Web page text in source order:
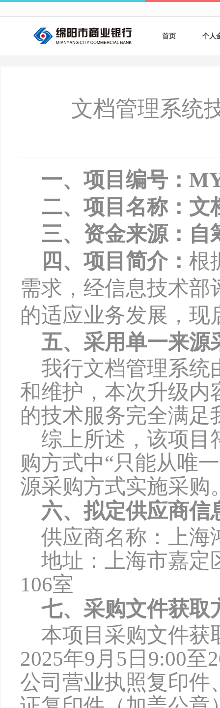
首页 个人
银
文档管理系统
一、项目编号：
二、项目名称：文
三、资金来源：自
四、项目简介： 根
需求，经信息技术
的适应业务发展，
五、采用单一来源
我行文档管理系统
和维护，本次升级内
的技术服务完全满足
综上所述，该项目
购方式中“只能从唯
源采购方式实施采购
六、拟定供应商信
供应商名称：上海
地址：上海市嘉定
106室
七、采购文件获取
本项目采购文件获
2025年9 月 5 日 9:00至
公司营业执照复印件